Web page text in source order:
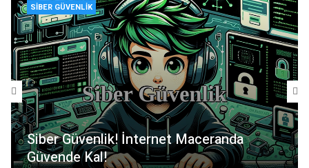
SIBER GÜVENLIK
Siber Güvenlik! İnternet Maceranda
Güvende Kal!